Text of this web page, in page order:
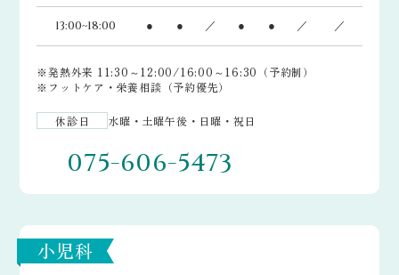
13:00~18:00 ● ● ／ ● ● ／ ／
※発熱外来 11:30～12:00/16:00～16:30（予約制）
※フットケア・栄養相談（予約優先）
休診日 水曜・土曜午後・日曜・祝日
075-606-5473
小児科